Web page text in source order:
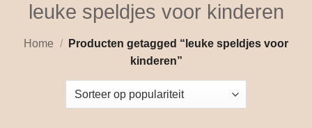
leuke speldjes voor kinderen
Home /
Producten getagged “leuke speldjes voor
kinderen”